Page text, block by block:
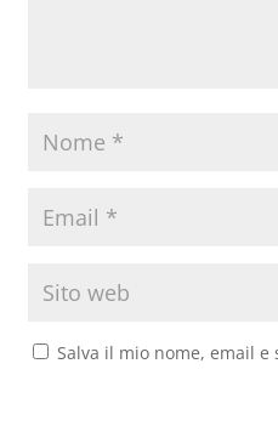
Salva il mio nome, email